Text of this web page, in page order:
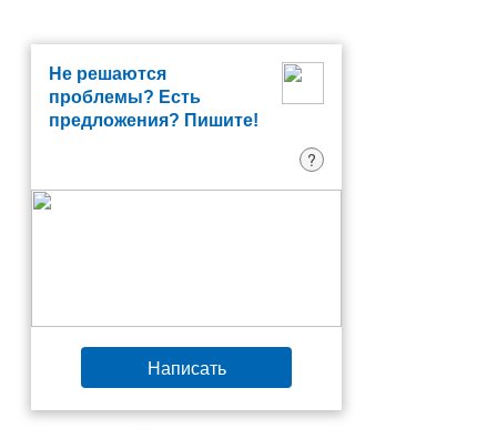
Не решаются
проблемы? Есть
предложения? Пишите!
?
Написать